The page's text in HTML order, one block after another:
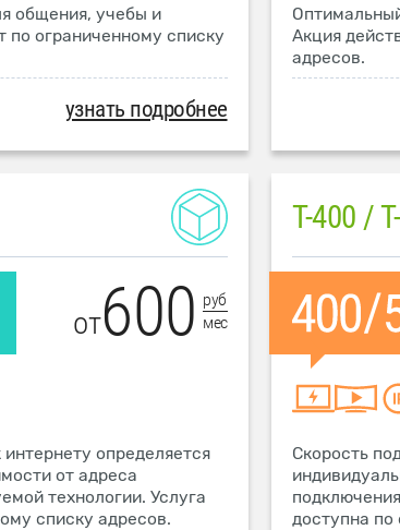
общения, учебы и
по ограниченному списку
узнать подробнее
Акция
адресов.
от600 руб
мес
определяется
от адреса
технологии. Услуга
списку адресов.
T-400 /
Скорость
доступна по